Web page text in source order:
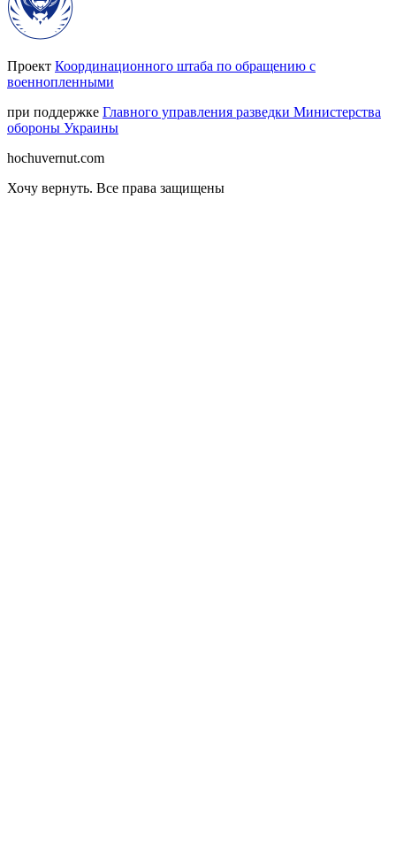
Проект Координационного штаба по обращению с
военнопленными
при поддержке Главного управления разведки Министерства
обороны Украины
hochuvernut.com
Хочу вернуть. Все права защищены